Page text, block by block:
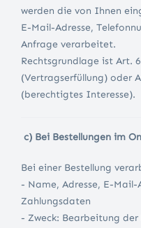
werden die von Ihnen
E-Mail-Adresse,
Anfrage verarbeitet.
Rechtsgrundlage ist Art.
(Vertragserfüllung) oder
(berechtigtes Interesse).
c) Bei Bestellungen im
Bei einer Bestellung
- Name, Adresse, E-Mail-
Zahlungsdaten
- Zweck: Bearbeitung